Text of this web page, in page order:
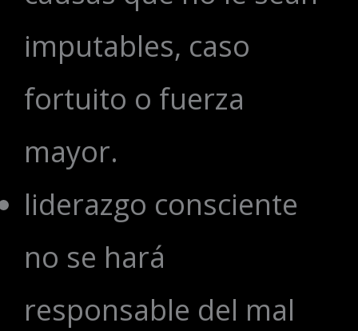
imputables, caso
fortuito o fuerza
mayor.
liderazgo consciente
no se hará
responsable del mal